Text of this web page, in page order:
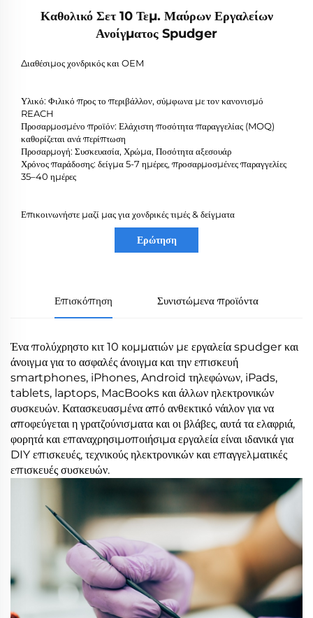
Καθολικό Σετ 10 Τεμ. Μαύρων Εργαλείων
Ανοίγματος Spudger
Διαθέσιμος χονδρικός και OEM
Υλικό: Φιλικό προς το περιβάλλον, σύμφωνα με τον κανονισμό
REACH
Προσαρμοσμένο προϊόν: Ελάχιστη ποσότητα παραγγελίας (MOQ)
καθορίζεται ανά περίπτωση
Προσαρμογή: Συσκευασία, Χρώμα, Ποσότητα αξεσουάρ
Χρόνος παράδοσης: δείγμα 5-7 ημέρες, προσαρμοσμένες παραγγελίες
35–40 ημέρες
Επικοινωνήστε μαζί μας για χονδρικές τιμές & δείγματα
Ερώτηση
Επισκόπηση Συνιστώμενα προϊόντα
Ένα πολύχρηστο κιτ 10 κομματιών με εργαλεία spudger και
άνοιγμα για το ασφαλές άνοιγμα και την επισκευή
smartphones, iPhones, Android τηλεφώνων, iPads,
tablets, laptops, MacBooks και άλλων ηλεκτρονικών
συσκευών. Κατασκευασμένα από ανθεκτικό νάιλον για να
αποφεύγεται η γρατζούνισματα και οι βλάβες, αυτά τα ελαφριά,
φορητά και επαναχρησιμοποιήσιμα εργαλεία είναι ιδανικά για
DIY επισκευές, τεχνικούς ηλεκτρονικών και επαγγελματικές
επισκευές συσκευών.